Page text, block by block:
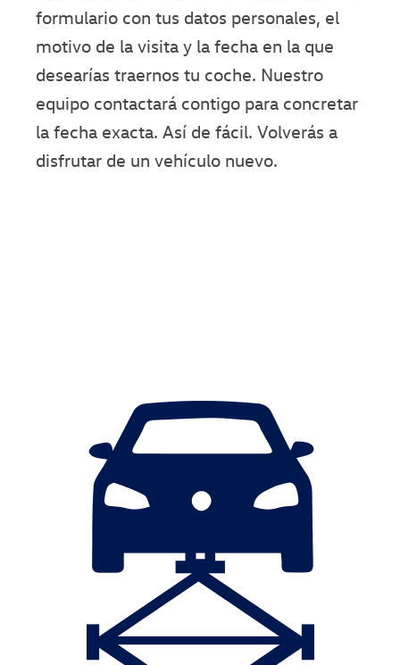
formulario con tus datos personales, el
motivo de la visita y la fecha en la que
desearías traernos tu coche. Nuestro
equipo contactará contigo para concretar
la fecha exacta. Así de fácil. Volverás a
disfrutar de un vehículo nuevo.